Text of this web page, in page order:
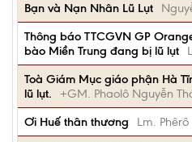
Bạn và Nạn Nhân Lũ Lụt
Thông báo TTCGVN GP
bào Miền Trung đang bị lũ lụt
Toà Giám Mục giáo phận Hà
lũ lụt.
+GM. Phaolô Nguyễn
Ơi Huế thân thương
Lm.